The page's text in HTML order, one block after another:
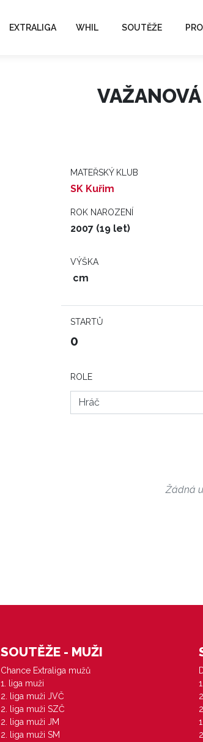
EXTRALIGA WHIL SOUTĚŽE
MATEŘSKÝ KLUB
SK Kuřim
ROK NAROZENÍ
2007 (19 let)
VÝŠKA
cm
STARTŮ
0
ROLE
Žádná
SOUTĚŽE - MUŽI
Chance Extraliga mužů
1. liga muži
2. liga muži JVČ
2. liga muži SZČ
2. liga muži JM
2. liga muži SM